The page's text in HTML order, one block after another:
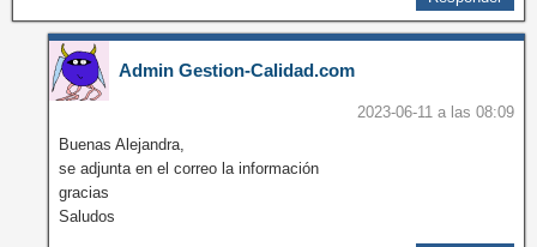
Admin Gestion-Calidad.com
2023-06-11 a las 08:09
Buenas Alejandra,
se adjunta en el correo la información
gracias
Saludos